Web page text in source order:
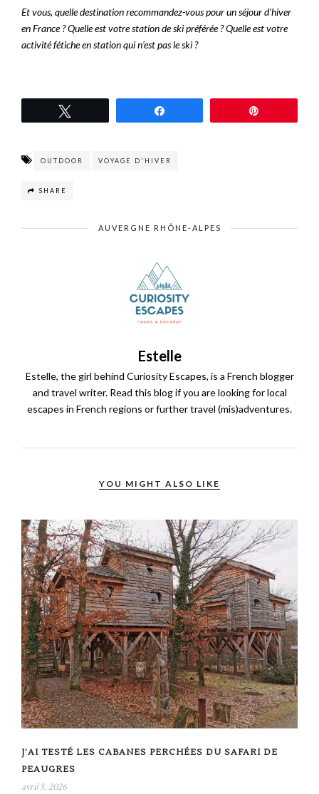
Et vous, quelle destination recommandez-vous pour un séjour d’hiver
en France ? Quelle est votre station de ski préférée ? Quelle est votre
activité fétiche en station qui n’est pas le ski ?
OUTDOOR VOYAGE D'HIVER
SHARE
AUVERGNE RHÔNE-ALPES
Estelle
Estelle, the girl behind Curiosity Escapes, is a French blogger
and travel writer. Read this blog if you are looking for local
escapes in French regions or further travel (mis)adventures.
YOU MIGHT ALSO LIKE
J’AI TESTÉ LES CABANES PERCHÉES DU SAFARI DE
PEAUGRES
avril 3, 2026